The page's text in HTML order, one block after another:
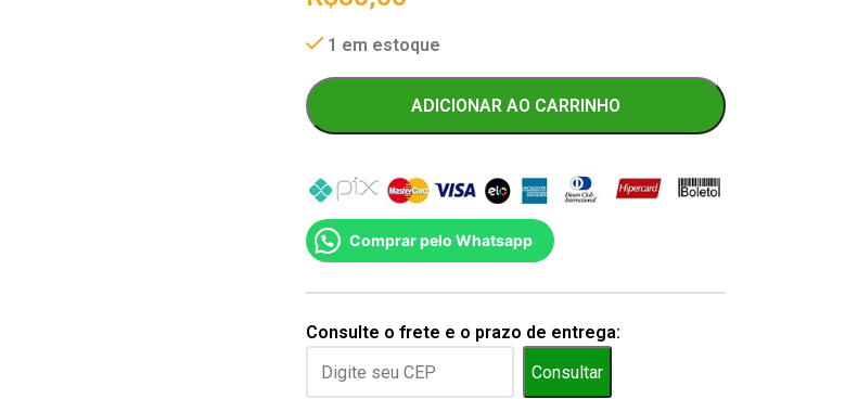
1 em estoque
ADICIONAR AO CARRINHO
Comprar pelo Whatsapp
Consulte o frete e o prazo de entrega:
Consultar